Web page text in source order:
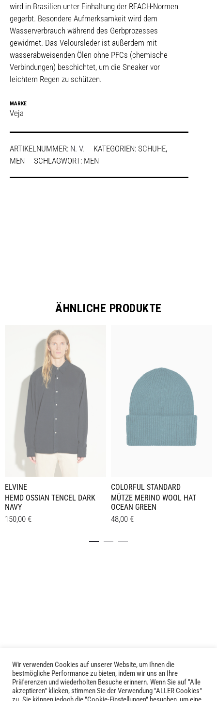
wird in Brasilien unter Einhaltung der REACH-Normen
gegerbt. Besondere Aufmerksamkeit wird dem
Wasserverbrauch während des Gerbprozesses
gewidmet. Das Veloursleder ist außerdem mit
wasserabweisenden Ölen ohne PFCs (chemische
Verbindungen) beschichtet, um die Sneaker vor
leichtem Regen zu schützen.
MARKE
Veja
ARTIKELNUMMER: N. V. KATEGORIEN: SCHUHE,
MEN
SCHLAGWORT: MEN
ÄHNLICHE PRODUKTE
ELVINE
HEMD OSSIAN TENCEL DARK
NAVY
150,00 €
Produktseite
gewählt
werden
COLORFUL STANDARD
MÜTZE MERINO WOOL HAT
OCEAN GREEN
48,00 €
LIVID © 2024
Kontakt
Wir verwenden Cookies auf unserer Website, um Ihnen die
bestmögliche Performance zu bieten, indem wir uns an Ihre
Präferenzen und wiederholten Besuche erinnern. Wenn Sie auf "Alle
akzeptieren" klicken, stimmen Sie der Verwendung "ALLER Cookies"